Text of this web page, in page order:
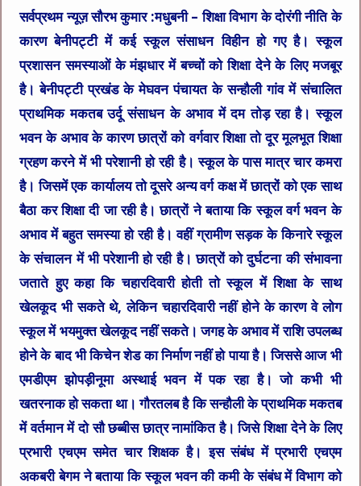
सर्वप्रथम न्यूज़ सौरभ कुमार:मधुबनी – शिक्षा विभाग के दोरंगी नीति के
कारण बेनीपट्टी में कई स्कूल संसाधन विहीन हो गए है। स्कूल
प्रशासन समस्याओं के मंझधार में बच्चों को शिक्षा देने के लिए मजबूर
है। बेनीपट्टी प्रखंड के मेघवन पंचायत के सन्हौली गांव में संचालित
प्राथमिक मकतब उर्दू संसाधन के अभाव में दम तोड़ रहा है। स्कूल
भवन के अभाव के कारण छात्रों को वर्गवार शिक्षा तो दूर मूलभूत शिक्षा
ग्रहण करने में भी परेशानी हो रही है। स्कूल के पास मात्र चार कमरा
है। जिसमें एक कार्यालय तो दूसरे अन्य वर्ग कक्ष में छात्रों को एक साथ
बैठा कर शिक्षा दी जा रही है। छात्रों ने बताया कि स्कूल वर्ग भवन के
अभाव में बहुत समस्या हो रही है। वहीं ग्रामीण सड़क के किनारे स्कूल
के संचालन में भी परेशानी हो रही है। छात्रों को दुर्घटना की संभावना
जताते हुए कहा कि चहारदिवारी होती तो स्कूल में शिक्षा के साथ
खेलकूद भी सकते थे, लेकिन चहारदिवारी नहीं होने के कारण वे लोग
स्कूल में भयमुक्त खेलकूद नहीं सकते। जगह के अभाव में राशि उपलब्ध
होने के बाद भी किचेन शेड का निर्माण नहीं हो पाया है। जिससे आज भी
एमडीएम झोपड़ीनूमा अस्थाई भवन में पक रहा है। जो कभी भी
खतरनाक हो सकता था। गौरतलब है कि सन्हौली के प्राथमिक मकतब
में वर्तमान में दो सौ छब्बीस छात्र नामांकित है। जिसे शिक्षा देने के लिए
प्रभारी एचएम समेत चार शिक्षक है। इस संबंध में प्रभारी एचएम
अकबरी बेगम ने बताया कि स्कूल भवन की कमी के संबंध में विभाग को